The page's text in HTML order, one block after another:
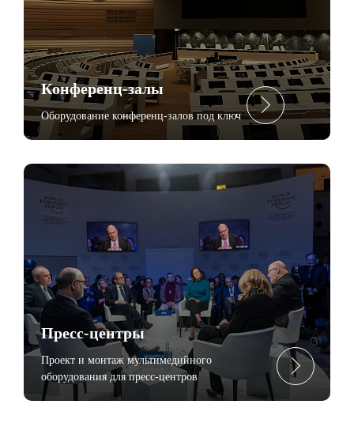
Конференц-залы
Оборудование конференц-залов под ключ
Пресc-центры
Проект и монтаж мультимедийного
оборудования для пресс-центров